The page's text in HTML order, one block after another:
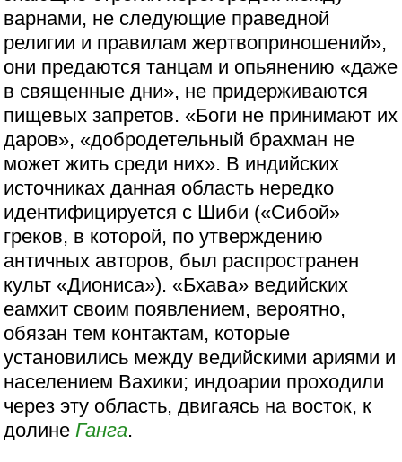
варнами, не следующие праведной
религии и правилам жертвоприношений»,
они предаются танцам и опьянению «даже
в священные дни», не придерживаются
пищевых запретов. «Боги не принимают их
даров», «добродетельный брахман не
может жить среди них». В индийских
источниках данная область нередко
идентифицируется с Шиби («Сибой»
греков, в которой, по утверждению
античных авторов, был распространен
культ «Диониса»). «Бхава» ведийских
еамхит своим появлением, вероятно,
обязан тем контактам, которые
установились между ведийскими ариями и
населением Вахики; индоарии проходили
через эту область, двигаясь на восток, к
долинеГанга.